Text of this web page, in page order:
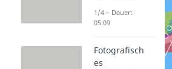
1/4 – Dauer:
05:09
Fotografisch
es